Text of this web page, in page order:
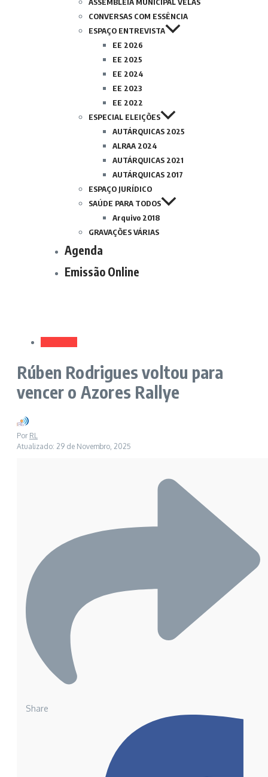
CONVERSAS COM ESSÊNCIA
ESPAÇO ENTREVISTA
EE 2026
EE 2025
EE 2024
EE 2023
EE 2022
ESPECIAL ELEIÇÕES
AUTÁRQUICAS 2025
ALRAA 2024
AUTÁRQUICAS 2021
AUTÁRQUICAS 2017
ESPAÇO JURÍDICO
SAÚDE PARA TODOS
Arquivo 2018
GRAVAÇÕES VÁRIAS
Agenda
Emissão Online
Rúben Rodrigues voltou para
vencer o Azores Rallye
Por RL
Atualizado: 29 de Novembro, 2025
Share